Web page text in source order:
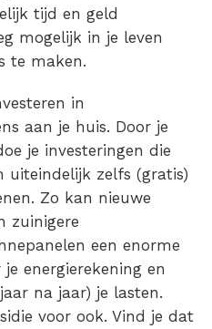
tijd en geld
mogelijk in je leven
te maken.
in
aan je huis. Door je
je investeringen die
uiteindelijk zelfs (gratis)
Zo kan nieuwe
zuinigere
een enorme
je energierekening en
na jaar) je lasten.
voor ook. Vind je dat